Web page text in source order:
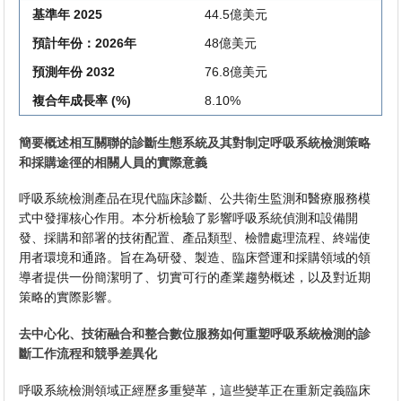
基準年 2025
44.5億美元
預計年份：2026年
48億美元
預測年份 2032
76.8億美元
複合年成長率 (%)
8.10%
簡要概述相互關聯的診斷生態系統及其對制定呼吸系統檢測策略
和採購途徑的相關人員的實際意義
呼吸系統檢測產品在現代臨床診斷、公共衛生監測和醫療服務模
式中發揮核心作用。本分析檢驗了影響呼吸系統偵測和設備開
發、採購和部署的技術配置、產品類型、檢體處理流程、終端使
用者環境和通路。旨在為研發、製造、臨床營運和採購領域的領
導者提供一份簡潔明了、切實可行的產業趨勢概述，以及對近期
策略的實際影響。
去中心化、技術融合和整合數位服務如何重塑呼吸系統檢測的診
斷工作流程和競爭差異化
呼吸系統檢測領域正經歷多重變革，這些變革正在重新定義臨床